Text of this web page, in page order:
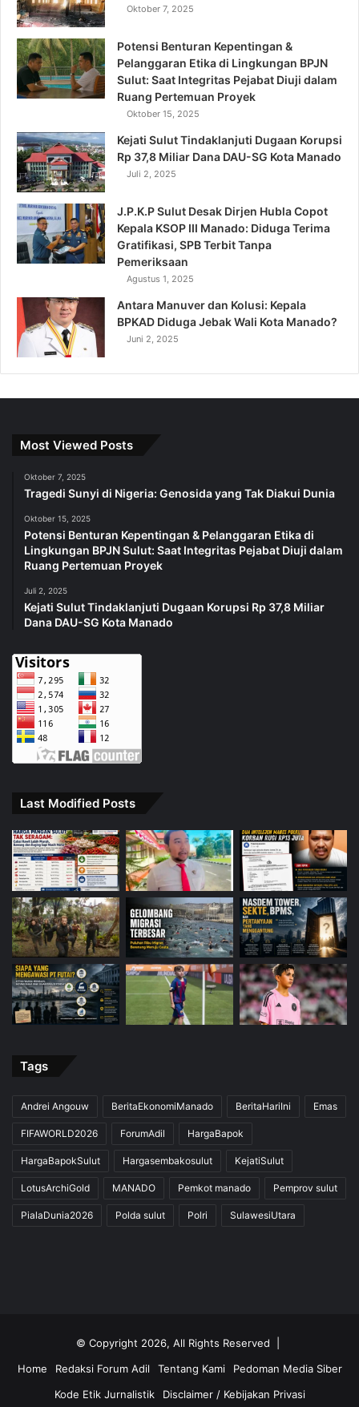
Oktober 7, 2025
Potensi Benturan Kepentingan &
Pelanggaran Etika di Lingkungan BPJN
Sulut: Saat Integritas Pejabat Diuji dalam
Ruang Pertemuan Proyek
Oktober 15, 2025
Kejati Sulut Tindaklanjuti Dugaan Korupsi
Rp 37,8 Miliar Dana DAU-SG Kota Manado
Juli 2, 2025
J.P.K.P Sulut Desak Dirjen Hubla Copot
Kepala KSOP III Manado: Diduga Terima
Gratifikasi, SPB Terbit Tanpa
Pemeriksaan
Agustus 1, 2025
Antara Manuver dan Kolusi: Kepala
BPKAD Diduga Jebak Wali Kota Manado?
Juni 2, 2025
Most Viewed Posts
Oktober 7, 2025
Tragedi Sunyi di Nigeria: Genosida yang Tak Diakui Dunia
Oktober 15, 2025
Potensi Benturan Kepentingan & Pelanggaran Etika di
Lingkungan BPJN Sulut: Saat Integritas Pejabat Diuji dalam
Ruang Pertemuan Proyek
Juli 2, 2025
Kejati Sulut Tindaklanjuti Dugaan Korupsi Rp 37,8 Miliar
Dana DAU-SG Kota Manado
Last Modified Posts
Tags
Andrei Angouw BeritaEkonomiManado BeritaHariIni Emas
FIFAWORLD2026 ForumAdil HargaBapok
HargaBapokSulut Hargasembakosulut KejatiSulut
LotusArchiGold MANADO Pemkot manado Pemprov sulut
PialaDunia2026 Polda sulut Polri SulawesiUtara
© Copyright 2026, All Rights Reserved |
Home
Redaksi Forum Adil Tentang Kami
Pedoman Media Siber
Kode Etik Jurnalistik
Disclaimer / Kebijakan Privasi